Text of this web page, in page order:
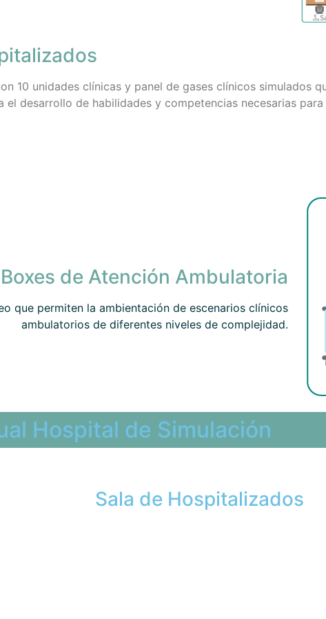
10 unidades clínicas y panel de gases clínicos simulados
el desarrollo de habilidades y competencias necesarias
Boxes de Atención Ambulatoria
que permiten la ambientación de escenarios clínicos
ambulatorios de diferentes niveles de complejidad.
Hospital de Simulación
Sala de Hospitalizados